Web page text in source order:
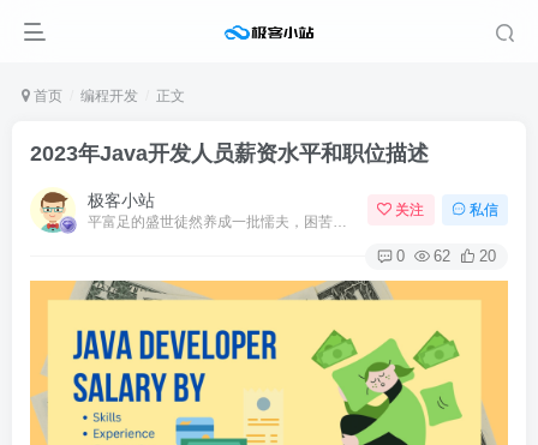
首页 编程开发 正文
2023年Java开发人员薪资水平和职位描述
极客小站 关注 私信
0 62 20